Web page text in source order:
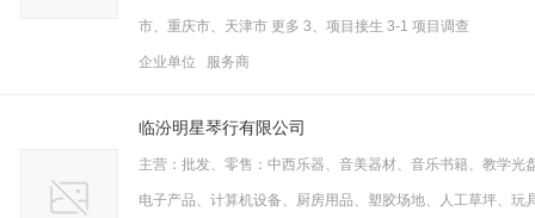
市、重庆市、天津市 更多 3、项目接生 3-1 项目调查
企业单位 服务商
临汾明星琴行有限公司
主营：批发、零售：中西乐器、音美器材、音乐书籍、教学
电子产品、计算机设备、厨房用品、塑胶场地、人工草坪、